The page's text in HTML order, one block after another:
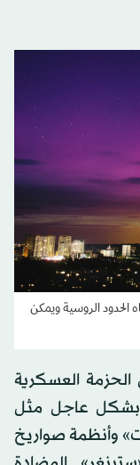
الحدود الروسية ويمكن
الحزمة العسكرية
بشكل عاجل مثل
وأنظمة صواريخ